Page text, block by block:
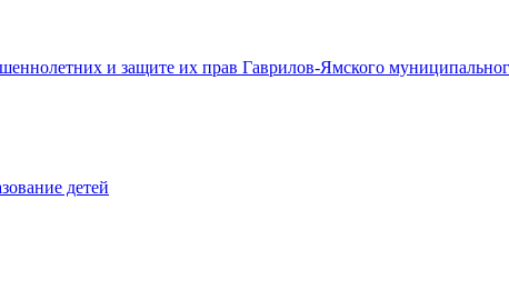
и защите их прав Гаврилов-Ямского
детей